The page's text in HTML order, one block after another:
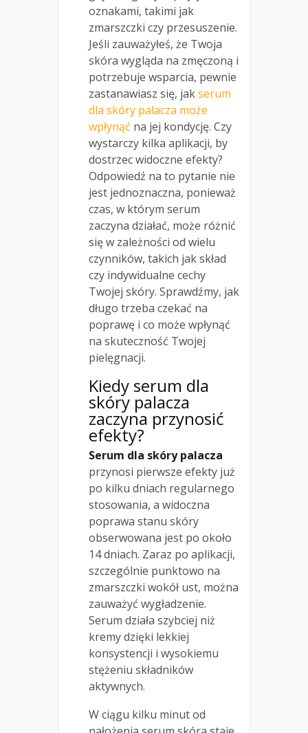
oznakami, takimi jak
zmarszczki czy przesuszenie.
Jeśli zauważyłeś, że Twoja
skóra wygląda na zmęczoną i
potrzebuje wsparcia, pewnie
zastanawiasz się, jakserum
dla skóry palacza może
wpłynąć na jej kondycję. Czy
wystarczy kilka aplikacji, by
dostrzec widoczne efekty?
Odpowiedź na to pytanie nie
jest jednoznaczna, ponieważ
czas, w którym serum
zaczyna działać, może różnić
się w zależności od wielu
czynników, takich jak skład
czy indywidualne cechy
Twojej skóry. Sprawdźmy, jak
długo trzeba czekać na
poprawę i co może wpłynąć
na skuteczność Twojej
pielęgnacji.
Kiedy serum dla
skóry palacza
zaczyna przynosić
efekty?
Serum dla skóry palacza
przynosi pierwsze efekty już
po kilku dniach regularnego
stosowania, a widoczna
poprawa stanu skóry
obserwowana jest po około
14 dniach. Zaraz po aplikacji,
szczególnie punktowo na
zmarszczki wokół ust, można
zauważyć wygładzenie.
Serum działa szybciej niż
kremy dzięki lekkiej
konsystencji i wysokiemu
stężeniu składników
aktywnych.
W ciągu kilku minut od